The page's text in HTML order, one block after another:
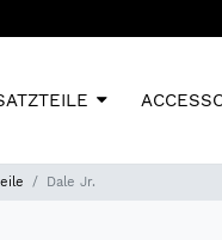
Dale Jr.